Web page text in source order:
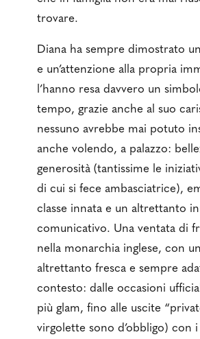
trovare.
Diana ha sempre dimostrato
e un’attenzione alla propria
l’hanno resa davvero un
tempo, grazie anche al suo
nessuno avrebbe mai potuto
anche volendo, a palazzo:
generosità (tantissime le
di cui si fece ambasciatrice),
classe innata e un altrettanto
comunicativo. Una ventata di
nella monarchia inglese, con
altrettanto fresca e sempre
contesto: dalle occasioni
più glam, fino alle uscite
virgolette sono d’obbligo) con i